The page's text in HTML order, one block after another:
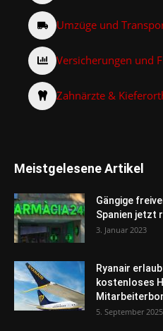
Umzüge und
Versicherungen und
Zahnärzte &
Meistgelesene Artikel
Gängige
Spanien jetzt
3. Januar 2023
Ryanair
kostenloses
5. September 2025